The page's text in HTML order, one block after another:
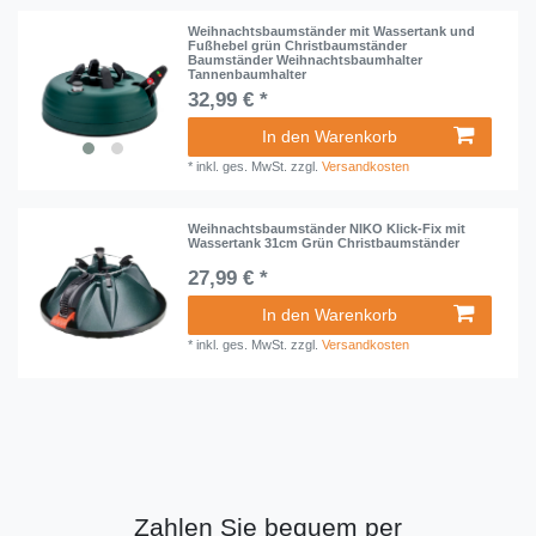
Weihnachtsbaumständer mit Wassertank und
Fußhebel grün Christbaumständer
Baumständer Weihnachtsbaumhalter
Tannenbaumhalter
32,99 € *
In den Warenkorb
*inkl. ges. MwSt. zzgl.Versandkosten
Weihnachtsbaumständer NIKO Klick-Fix mit
Wassertank 31cm Grün Christbaumständer
27,99 € *
In den Warenkorb
*inkl. ges. MwSt. zzgl.Versandkosten
Zahlen Sie bequem per